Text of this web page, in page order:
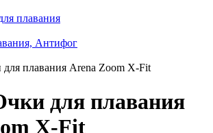
плавания
Антифог
плавания Arena Zoom X-Fit
для плавания
X-Fit